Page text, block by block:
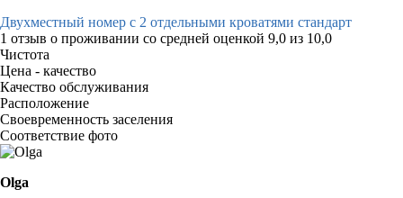
Двухместный номер с 2 отдельными кроватями стандарт
1 отзыв о проживании со средней оценкой 9,0 из 10,0
Чистота
Цена - качество
Качество обслуживания
Расположение
Своевременность заселения
Соответствие фото
Olga